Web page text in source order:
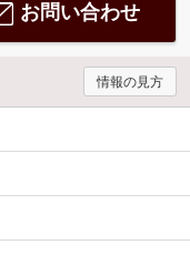
お問い合わせ
情報の見方